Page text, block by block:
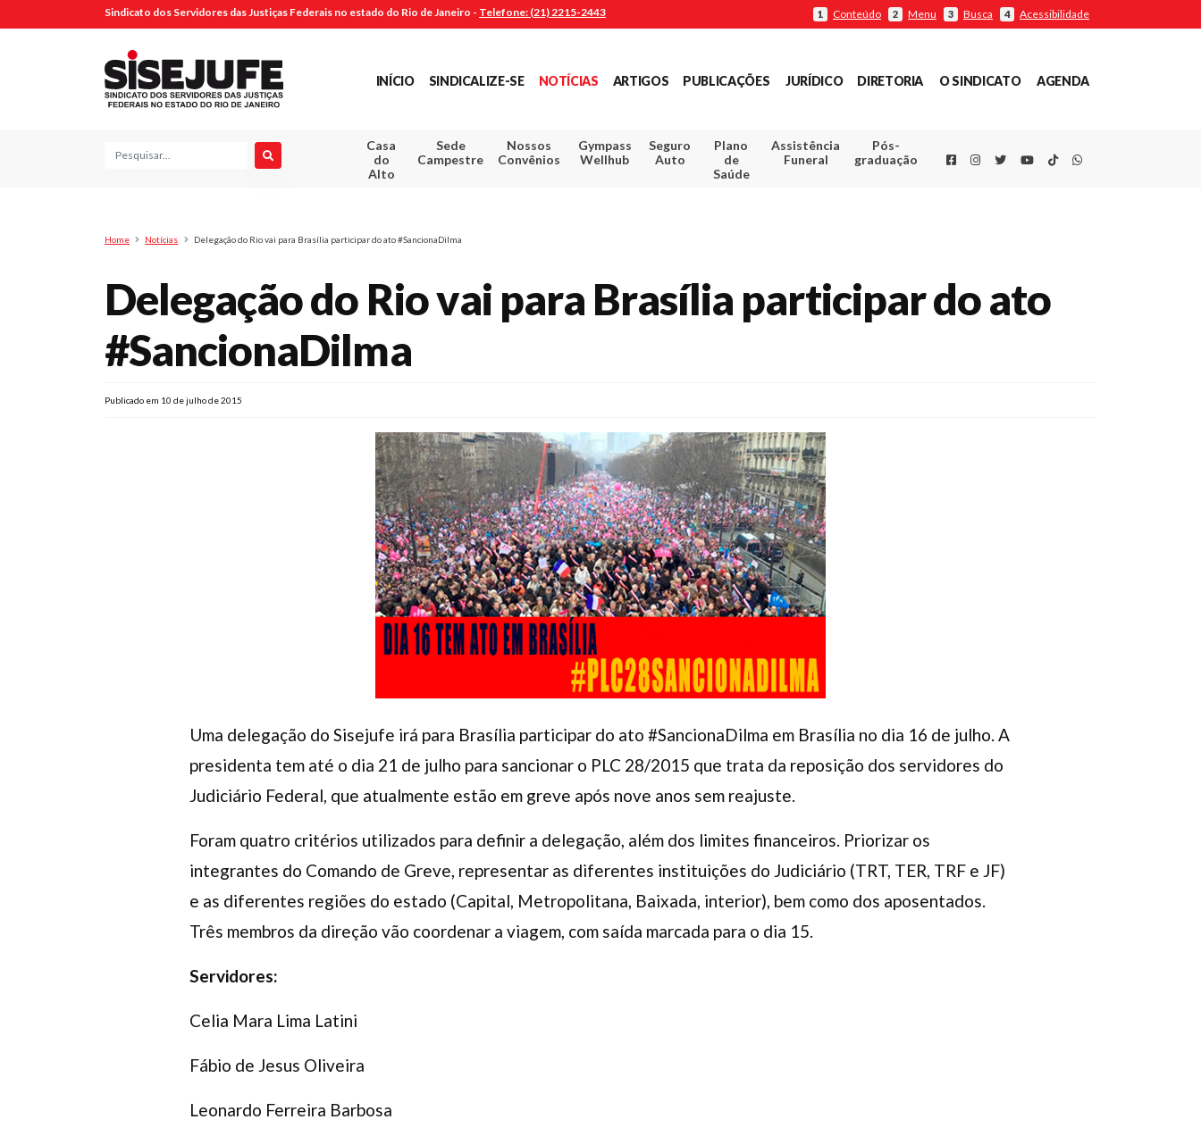
Sindicato dos Servidores das Justiças Federais no estado do Rio de Janeiro - Telefone: (21) 2215-2443 1 Conteúdo 2 Menu 3 Busca 4 Acessibilidade
INÍCIO SINDICALIZE-SE NOTÍCIAS ARTIGOS PUBLICAÇÕES JURÍDICO DIRETORIA O SINDICATO AGENDA
Pesquisa
Casa
do
Alto
Sede
Campestre
Nossos
Convênios
Gympass
Wellhub
Seguro
Auto
Plano
de
Saúde
Assistência
Funeral
Pós-
graduação
FacebookInstagram
TwitterYoutube
TikTokWhatsapp
Home Notícias Delegação do Rio vai para Brasília participar do ato #SancionaDilma
Delegação do Rio vai para Brasília participar do ato
#SancionaDilma
Publicado em 10 de julho de 2015
Uma delegação do Sisejufe irá para Brasília participar do ato #SancionaDilma em Brasília no dia 16 de julho. A
presidenta tem até o dia 21 de julho para sancionar o PLC 28/2015 que trata da reposição dos servidores do
Judiciário Federal, que atualmente estão em greve após nove anos sem reajuste.
Foram quatro critérios utilizados para definir a delegação, além dos limites financeiros. Priorizar os
integrantes do Comando de Greve, representar as diferentes instituições do Judiciário (TRT, TER, TRF e JF)
e as diferentes regiões do estado (Capital, Metropolitana, Baixada, interior), bem como dos aposentados.
Três membros da direção vão coordenar a viagem, com saída marcada para o dia 15.
Servidores:
Celia Mara Lima Latini
Fábio de Jesus Oliveira
Leonardo Ferreira Barbosa